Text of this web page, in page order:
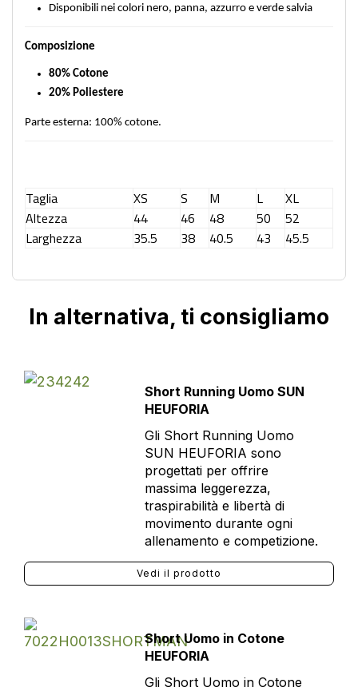
Disponibili nei colori nero, panna, azzurro e verde salvia
Composizione
80% Cotone
20% Poliestere
Parte esterna: 100% cotone.
Taglia XS S M L
XL
Altezza
44 46 48 50
52
Larghezza
35.5 38 40.5 43 45.5
In alternativa, ti consigliamo
Short Running Uomo SUN
HEUFORIA
Gli Short Running Uomo
SUN HEUFORIA sono
progettati per offrire
massima leggerezza,
traspirabilità e libertà di
movimento durante ogni
allenamento e competizione.
Vedi il prodotto
Short Uomo in Cotone
HEUFORIA
Gli Short Uomo in Cotone